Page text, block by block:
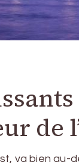
de
va bien au-